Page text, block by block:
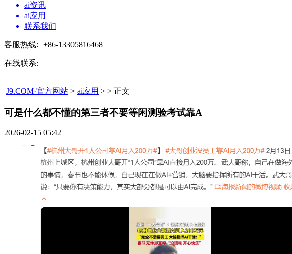
ai资讯
ai应用
联系我们
客服热线: +86-13305816468
在线联系:
J9.COM·官方网站 > ai应用 > > 正文
可是什么都不懂的第三者不要等闲测验考试靠A​
2026-02-15 05:42